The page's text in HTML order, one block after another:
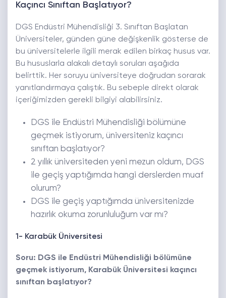
Kaçıncı Sınıftan Başlatıyor?
DGS Endüstri Mühendisliği 3. Sınıftan Başlatan
Üniversiteler, günden güne değişkenlik gösterse de
bu üniversitelerle ilgili merak edilen birkaç husus var.
Bu hususlarla alakalı detaylı soruları aşağıda
belirttik. Her soruyu üniversiteye doğrudan sorarak
yanıtlandırmaya çalıştık. Bu sebeple direkt olarak
içeriğimizden gerekli bilgiyi alabilirsiniz.
DGS ile Endüstri Mühendisliği bölümüne
geçmek istiyorum, üniversiteniz kaçıncı
sınıftan başlatıyor?
2 yıllık üniversiteden yeni mezun oldum, DGS
ile geçiş yaptığımda hangi derslerden muaf
olurum?
DGS ile geçiş yaptığımda üniversitenizde
hazırlık okuma zorunluluğum var mı?
1- Karabük Üniversitesi
Soru: DGS ile Endüstri Mühendisliği bölümüne
geçmek istiyorum, Karabük Üniversitesi kaçıncı
sınıftan başlatıyor?